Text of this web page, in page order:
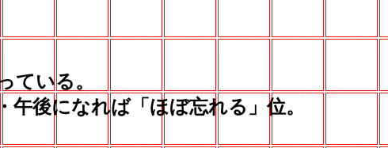
ている。
後になれば「ほぼ忘れる」位。